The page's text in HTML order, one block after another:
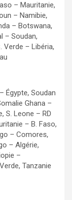
– Mauritanie,
– Namibie,
– Botswana,
– Soudan,
Verde – Libéria,
Égypte, Soudan
Ghana –
S. Leone – RD
– B. Faso,
– Comores,
– Algérie,
–
Tanzanie